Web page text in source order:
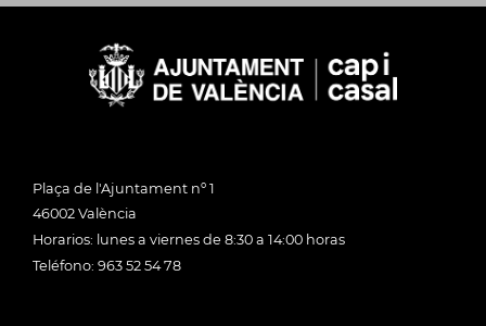
Plaça de l'Ajuntament nº 1
46002 València
Horarios: lunes a viernes de 8:30 a 14:00 horas
Teléfono: 963 52 54 78